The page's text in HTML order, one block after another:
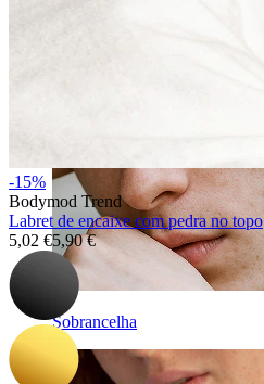
Sobrancelha
-15%
Bodymod Trend
Labret de encaixe com pedra no topo
5,02 €5,90 €